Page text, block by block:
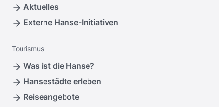
Aktuelles
Externe Hanse-Initiativen
Tourismus
Was ist die Hanse?
Hansestädte erleben
Reiseangebote